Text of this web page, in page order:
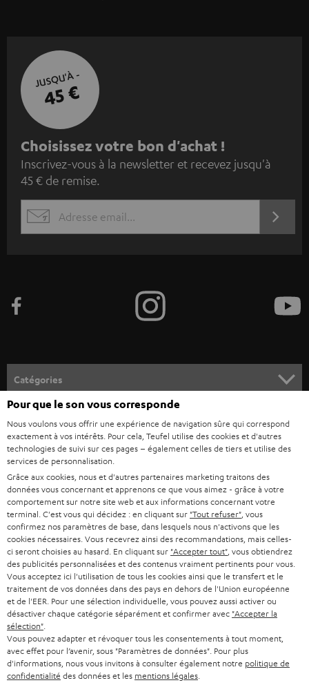
JUSQU'À -
45 €
I
n
s
c
r
z
o
u
à
l
a
n
e
w
s
l
e
t
t
e
Choisissez votre bon d'achat !
Inscrivez-vous à la newsletter et recevez jusqu'à
45 € de remise.
EMAIL
Catégories
HOME CINEMA
SYSTEMES COMPLETS HOME CINEMA
BARRES DE SON
STEREO
SMART HOME
BLUETOOTH
CASQUES AUDIO
CASQUES BLUETOOTH AUDIO
SYSTEMES COMPLETS
Société
SUPPORT
CARRIÈRE
PRESSE
B2B
BLOG
NEWSLETTER
MAGASINS
AVANTAGES D’ACHAT
Boutiques en ligne Teufel
ALLEMAGNE
AUTRICHE
SUISSE
PAYS-BAS
BELGIQUE
FRANCE
Pour que le son vous corresponde
Nous voulons vous offrir une expérience de navigation sûre qui correspond
exactement à vos intérêts. Pour cela, Teufel utilise des cookies et d'autres
technologies de suivi sur ces pages – également celles de tiers et utilise des
services de personnalisation.
Grâce aux cookies, nous et d'autres partenaires marketing traitons des
données vous concernant et apprenons ce que vous aimez - grâce à votre
comportement sur notre site web et aux informations concernant votre
terminal. C'est vous qui décidez : en cliquant sur "Tout refuser" , vous
confirmez nos paramètres de base, dans lesquels nous n'activons que les
cookies nécessaires. Vous recevrez ainsi des recommandations, mais celles-
ci seront choisies au hasard. En cliquant sur "Accepter tout" , vous obtiendrez
des publicités personnalisées et des contenus vraiment pertinents pour vous.
Vous acceptez ici l'utilisation de tous les cookies ainsi que le transfert et le
traitement de vos données dans des pays en dehors de l'Union européenne
et de l'EER. Pour une sélection individuelle, vous pouvez aussi activer ou
désactiver chaque catégorie séparément et confirmer avec "Accepter la
sélection"
Vous pouvez adapter et révoquer tous les consentements à tout moment,
avec effet pour l’avenir, sous "Paramètres de données". Pour plus
d'informations, nous vous invitons à consulter également notre politique de
confidentialité des données et les mentions légales